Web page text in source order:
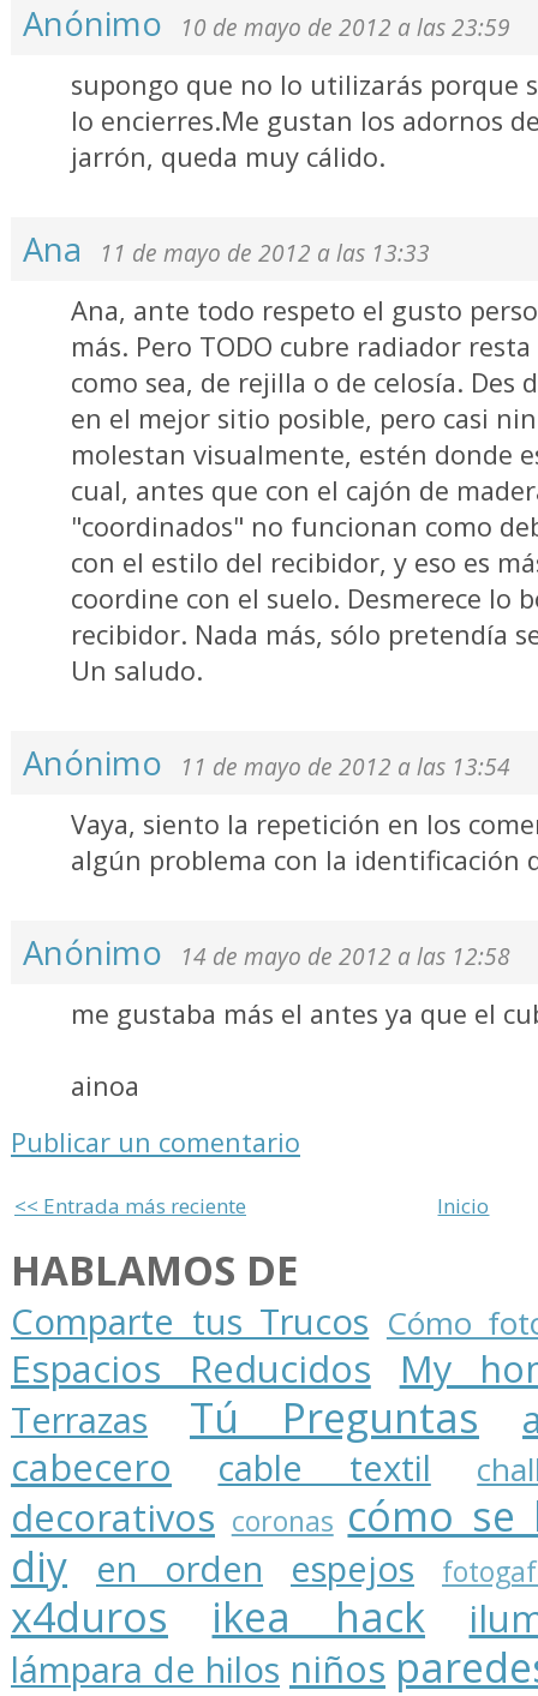
Anónimo 10 de mayo de 2012 a las 23:59
supongo que no lo utilizarás porque
lo encierres.Me gustan los adornos
jarrón, queda muy cálido.
Ana 11 de mayo de 2012 a las 13:33
Ana, ante todo respeto el gusto
más. Pero TODO cubre radiador
como sea, de rejilla o de celosía. Des
en el mejor sitio posible, pero casi
molestan visualmente, estén donde
cual, antes que con el cajón de
"coordinados" no funcionan como
con el estilo del recibidor, y eso es
coordine con el suelo. Desmerece lo
recibidor. Nada más, sólo pretendía
Un saludo.
Anónimo 11 de mayo de 2012 a las 13:54
Vaya, siento la repetición en los
algún problema con la identificación
Anónimo 14 de mayo de 2012 a las 12:58
me gustaba más el antes ya que el
ainoa
Publicar un comentario
<< Entrada más reciente Inicio
HABLAMOS DE
Comparte tus Trucos Cómo
Espacios Reducidos My
Terrazas Tú Preguntas
cabecero
cable textil
decorativos coronas cómo se
diy
en orden espejos
x4duros ikea hack
lámpara de hilos niños